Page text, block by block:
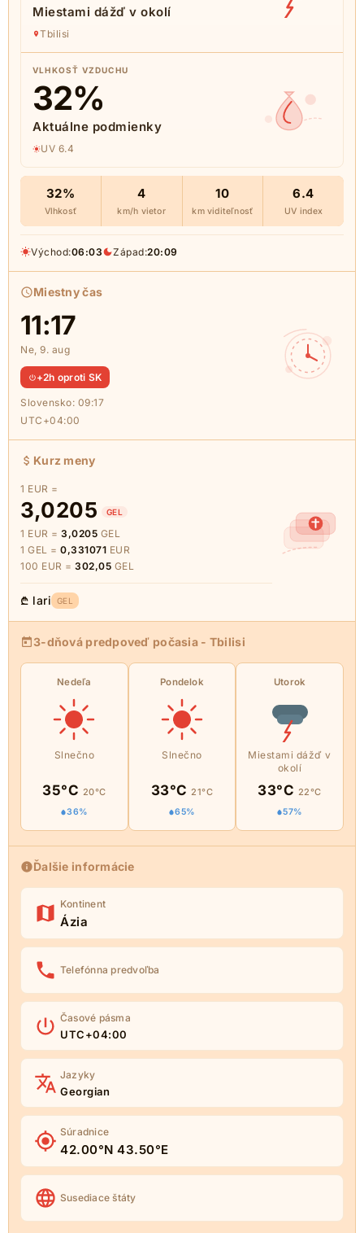
Miestami dážď v okolí
Tbilisi
VLHKOSŤ VZDUCHU
32%
Aktuálne podmienky
UV 6.4
32%
Vlhkosť
4
km/h vietor
10
km viditeľnosť
6.4
UV index
Východ:06:03 Západ:20:09
Miestny čas
11:17
Ne, 9. aug
+2h oproti SK
Slovensko: 09:17
UTC+04:00
Kurz meny
1 EUR =
3,0205 GEL
1 EUR = 3,0205 GEL
1 GEL = 0,331071 EUR
100 EUR = 302,05 GEL
₾ lari GEL
3-dňová predpoveď počasia - Tbilisi
Nedeľa
Slnečno
35°C 20°C
36%
Pondelok
Slnečno
33°C21°C
65%
Utorok
Miestami dážď v
okolí
33°C 22°C
57%
Ďalšie informácie
Kontinent
Ázia
Telefónna predvoľba
Časové pásma
UTC+04:00
Jazyky
Georgian
Súradnice
42.00°N 43.50°E
Susediace štáty